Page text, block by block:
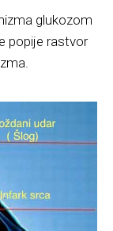
glukozom
popije rastvor